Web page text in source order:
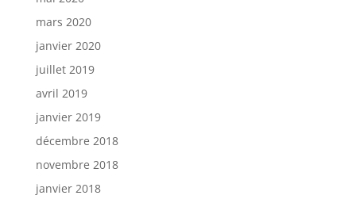
mars 2020
janvier 2020
juillet 2019
avril 2019
janvier 2019
décembre 2018
novembre 2018
janvier 2018